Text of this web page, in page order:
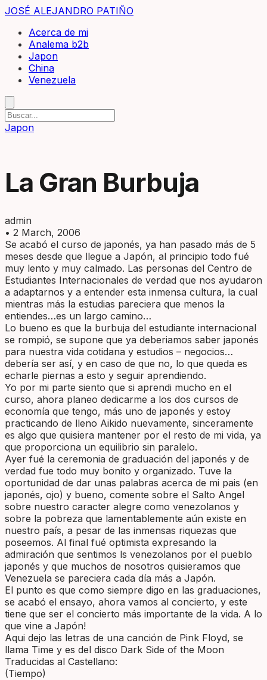
JOSÉ ALEJANDRO PATIÑO
Acerca de mi
Analema b2b
Japon
China
Venezuela
Japon
La Gran Burbuja
admin
• 2 March, 2006
Se acabó el curso de japonés, ya han pasado más de 5
meses desde que llegue a Japón, al principio todo fué
muy lento y muy calmado. Las personas del Centro de
Estudiantes Internacionales de verdad que nos ayudaron
a adaptarnos y a entender esta inmensa cultura, la cual
mientras más la estudias pareciera que menos la
entiendes…es un largo camino…
Lo bueno es que la burbuja del estudiante internacional
se rompió, se supone que ya deberiamos saber japonés
para nuestra vida cotidana y estudios – negocios…
debería ser así, y en caso de que no, lo que queda es
echarle piernas a esto y seguir aprendiendo.
Yo por mi parte siento que si aprendi mucho en el
curso, ahora planeo dedicarme a los dos cursos de
economía que tengo, más uno de japonés y estoy
practicando de lleno Aikido nuevamente, sinceramente
es algo que quisiera mantener por el resto de mi vida, ya
que proporciona un equilibrio sin paralelo.
Ayer fué la ceremonia de graduación del japonés y de
verdad fue todo muy bonito y organizado. Tuve la
oportunidad de dar unas palabras acerca de mi pais (en
japonés, ojo) y bueno, comente sobre el Salto Angel
sobre nuestro caracter alegre como venezolanos y
sobre la pobreza que lamentablemente aún existe en
nuestro país, a pesar de las inmensas riquezas que
poseemos. Al final fué optimista expresando la
admiración que sentimos ls venezolanos por el pueblo
japonés y que muchos de nosotros quisieramos que
Venezuela se pareciera cada día más a Japón.
El punto es que como siempre digo en las graduaciones,
se acabó el ensayo, ahora vamos al concierto, y este
tiene que ser el concierto más importante de la vida. A lo
que vine a Japón!
Aqui dejo las letras de una canción de Pink Floyd, se
llama Time y es del disco Dark Side of the Moon
Traducidas al Castellano:
(Tiempo)